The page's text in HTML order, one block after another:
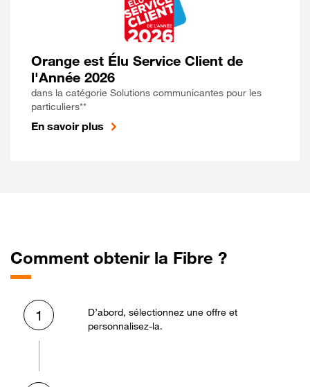
Orange est Élu Service Client de
l'Année 2026
dans la catégorie Solutions communicantes pour les
particuliers**
En savoir plus
Comment obtenir la Fibre ?
1
D’abord, sélectionnez une offre et
personnalisez-la.